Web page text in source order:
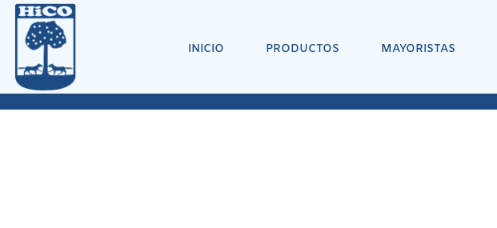
INICIO PRODUCTOS MAYORISTAS